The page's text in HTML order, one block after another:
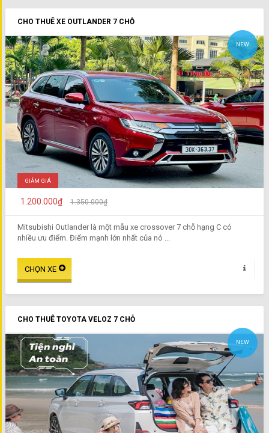
CHO THUÊ XE OUTLANDER 7 CHỖ
NEW
GIẢM GIÁ
1.200.000₫ 1.350.000₫
Mitsubishi Outlander là một mẫu xe crossover 7 chỗ hạng C có
nhiều ưu điểm. Điểm mạnh lớn nhất của nó ...
CHO THUÊ TOYOTA VELOZ 7 CHỖ
NEW